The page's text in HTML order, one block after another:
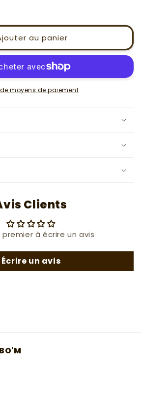
au panier
moyens de paiement
Clients
premier à écrire un avis
Écrire un avis